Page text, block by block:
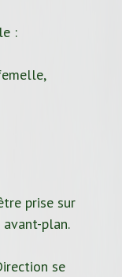
:
prise sur
plan.
se